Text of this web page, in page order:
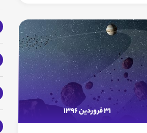
31 فروردین 1396